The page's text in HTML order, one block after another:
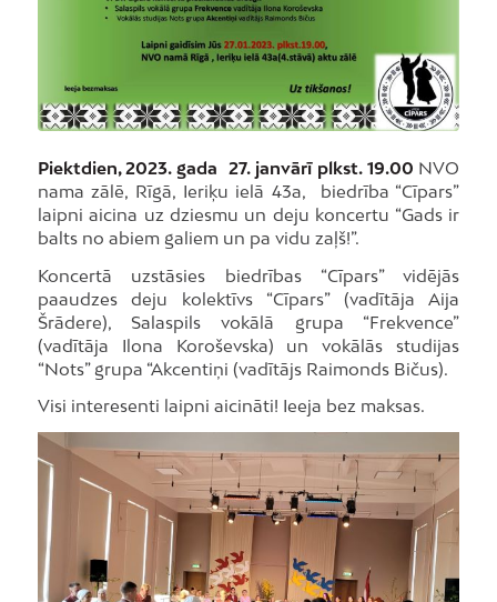
Piektdien, 2023. gada 27. janvārī plkst. 19.00 NVO
nama zālē, Rīgā, Ieriķu ielā 43a, biedrība “Cīpars”
laipni aicina uz dziesmu un deju koncertu “Gads ir
balts no abiem galiem un pa vidu zaļš!”.
Koncertā uzstāsies biedrības “Cīpars” vidējās
paaudzes deju kolektīvs “Cīpars” (vadītāja Aija
Šrādere), Salaspils vokālā grupa “Frekvence”
(vadītāja Ilona Koroševska) un vokālās studijas
“Nots” grupa “Akcentiņi (vadītājs Raimonds Bičus).
Visi interesenti laipni aicināti! Ieeja bez maksas.